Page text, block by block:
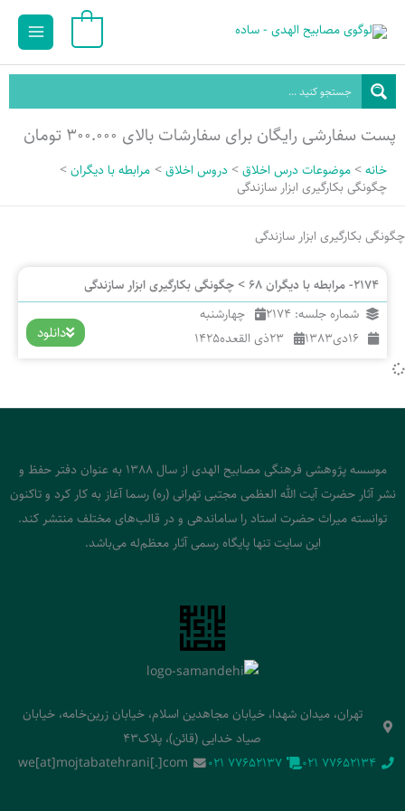
محتوا
Main
پست سفارشی رایگان برای سفارشات بالای ۳۰۰.۰۰۰ تومان
خانه موضوعات درس اخلاق دروس اخلاق
مرابطه با دیگران
چگونگی بکارگیری ابزار سازندگی
چگونگی بکارگیری ابزار سازندگی
2174- مرابطه با دیگران 68 > چگونگی بکارگیری ابزار سازندگی
شماره جلسه: 2174
چهارشنبه
16دی1383
23ذی القعده1425 دانلود
موسسه پژوهشی فرهنگی مصابیح الهدی از سال 1388 به عنوان دفتر حفظ و
نشر آثار حضرت آیت الله العظمی مجتبی تهرانی (ره) رسما آغاز به کار کرد و تاکنون
توانسته میراث حضرت استاد را ساماندهی و در قالب‌های مختلف منتشر کند.
این سایت تنها پایگاه رسمی آثار معظم‌له می‌باشد.
تهران، میدان شهدا، خیابان مجاهدین اسلام، خیابان زرین‌خامه، خیابان
صیاد خدایی (قائن)، پلاک43
‭021 77652134‬
‭021 77652137‬
we[at]mojtabatehrani[.]com